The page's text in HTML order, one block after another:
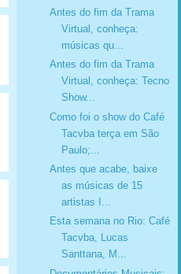
Antes do fim da Trama
Virtual, conheça:
músicas qu...
Antes do fim da Trama
Virtual, conheça: Tecno
Show...
Como foi o show do Café
Tacvba terça em São
Paulo;...
Antes que acabe, baixe
as músicas de 15
artistas I...
Esta semana no Rio: Café
Tacvba, Lucas
Santtana, M...